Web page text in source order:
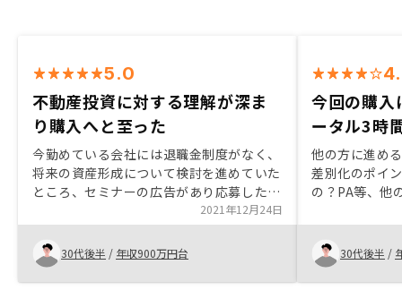
5.0
不動産投資に対する理解が深ま
り購入へと至った
今勤めている会社には退職金制度がなく、
将来の資産形成について検討を進めていた
ところ、セミナーの広告があり応募した方
がきっかけとなった。また、営業とのコン
タクトを進めていく中で不動産投資に対す
る理解が深まり、最終は営業が今の会社の
同僚だったことで購入後の運用不安も払拭
できた。
2021年12月24日
30代後半 / 年収900万円台
今回の購入
ータル3時
他の方に進める上で、 ・
差別化のポイ
の？PA等、他の会
た。 正直、商品における差別化要因を探
すのは難しく
社で購入して
で、もし一見
30代後半 /